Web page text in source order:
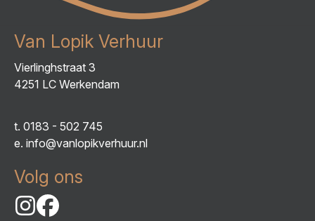
Van Lopik Verhuur
Vierlinghstraat 3
4251 LC Werkendam
t. 0183 - 502 745
e. info@vanlopikverhuur.nl
Volg ons